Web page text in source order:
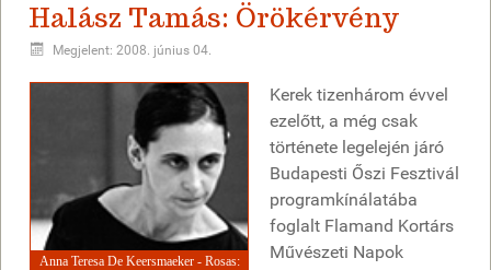
Halász Tamás: Örökérvény
Megjelent: 2008. június 04.
Anna Teresa De Keersmaeker - Rosas:
Kerek tizenhárom évvel
ezelőtt, a még csak
története legelején járó
Budapesti Őszi Fesztivál
programkínálatába
foglalt Flamand Kortárs
Művészeti Napok